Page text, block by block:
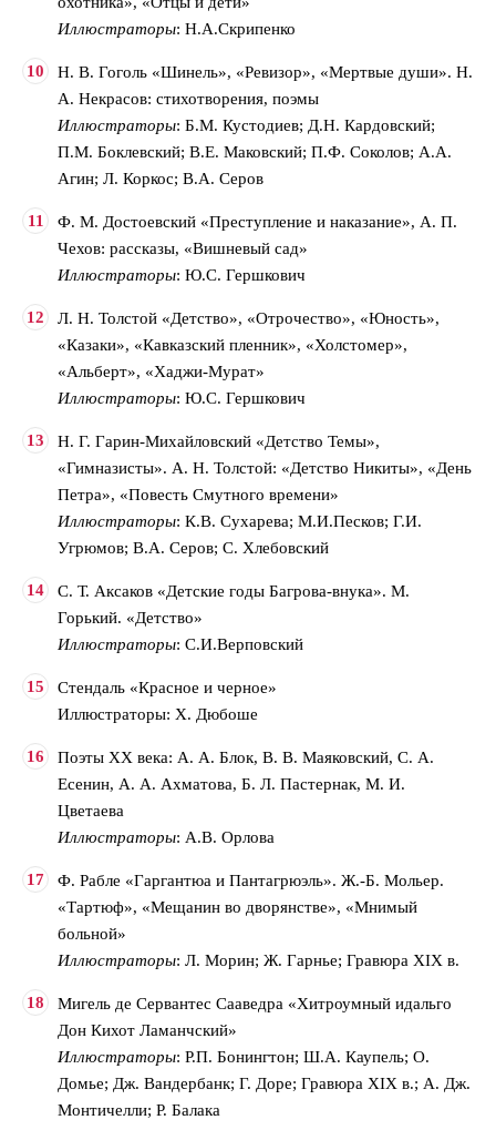
Иллюстраторы: Н.А.Скрипенко
Н. В. Гоголь «Шинель», «Ревизор», «Мертвые души». Н.
А. Некрасов: стихотворения, поэмы
Иллюстраторы: Б.М. Кустодиев; Д.Н. Кардовский;
П.М. Боклевский; В.Е. Маковский; П.Ф. Соколов; А.А.
Агин; Л. Коркос; В.А. Серов
Ф. М. Достоевский «Преступление и наказание», А. П.
Чехов: рассказы, «Вишневый сад»
Иллюстраторы: Ю.С. Гершкович
Л. Н. Толстой «Детство», «Отрочество», «Юность»,
«Казаки», «Кавказский пленник», «Холстомер»,
«Альберт», «Хаджи-Мурат»
Иллюстраторы: Ю.С. Гершкович
Н. Г. Гарин-Михайловский «Детство Темы»,
«Гимназисты». А. Н. Толстой: «Детство Никиты», «День
Петра», «Повесть Смутного времени»
Иллюстраторы: К.В. Сухарева; М.И.Песков; Г.И.
Угрюмов; В.А. Серов; С. Хлебовский
С. Т. Аксаков «Детские годы Багрова-внука». М.
Горький. «Детство»
Иллюстраторы: С.И.Верповский
Стендаль «Красное и черное»
Иллюстраторы: Х. Дюбоше
Поэты XX века: А. А. Блок, В. В. Маяковский, С. А.
Есенин, А. А. Ахматова, Б. Л. Пастернак, М. И.
Цветаева
Иллюстраторы: А.В. Орлова
Ф. Рабле «Гаргантюа и Пантагрюэль». Ж.-Б. Мольер.
«Тартюф», «Мещанин во дворянстве», «Мнимый
больной»
Иллюстраторы: Л. Морин; Ж. Гарнье; Гравюра ХIХ в.
Мигель де Сервантес Сааведра «Хитроумный идальго
Дон Кихот Ламанчский»
Иллюстраторы: Р.П. Бонингтон; Ш.А. Каупель; О.
Домье; Дж. Вандербанк; Г. Доре; Гравюра ХIХ в.; А. Дж.
Монтичелли; Р. Балака